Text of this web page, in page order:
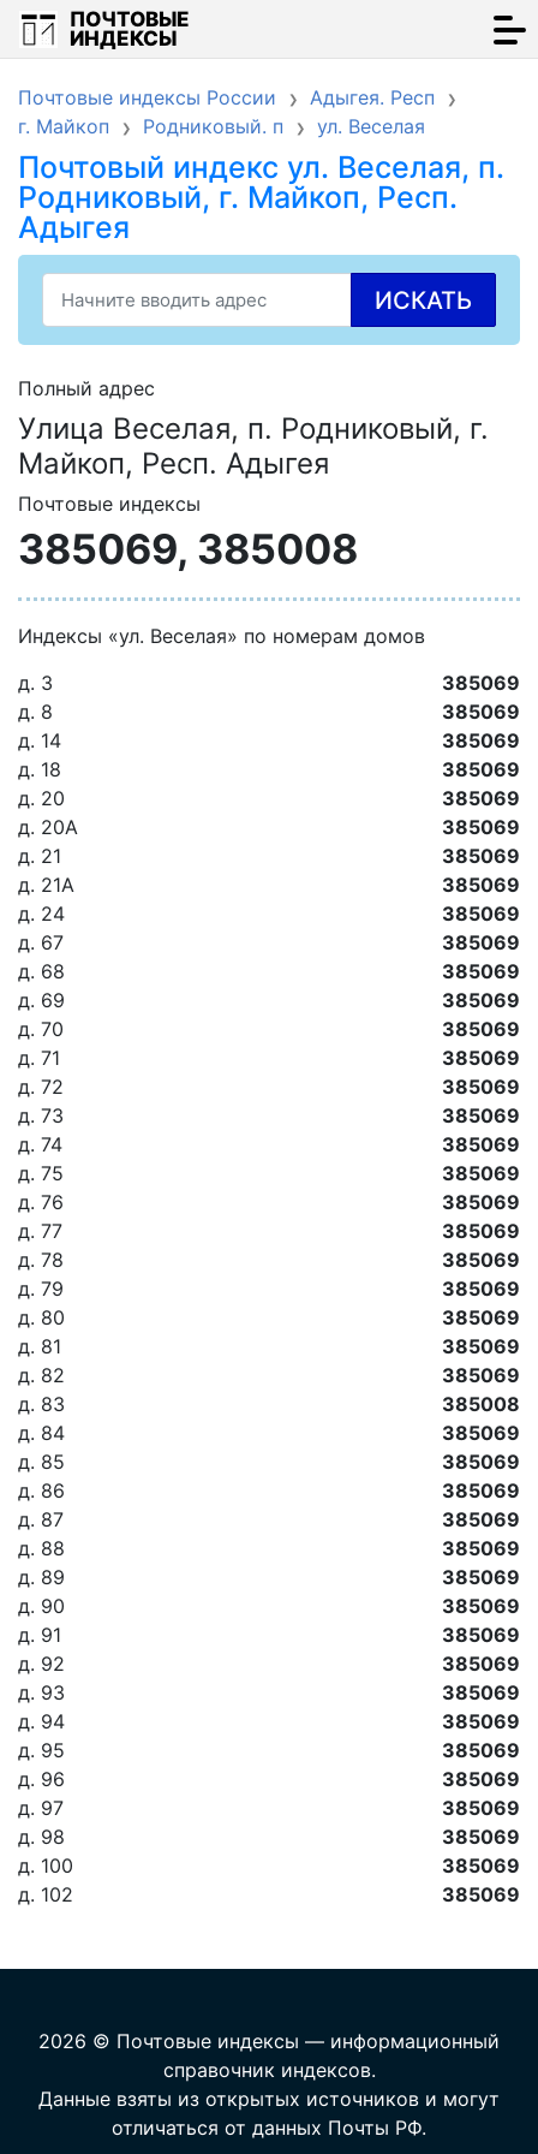
ПОЧТОВЫЕ
ИНДЕКСЫ
Почтовые индексы России
Адыгея. Респ
г. Майкоп
Родниковый. п ул. Веселая
Почтовый индекс ул. Веселая, п.
Родниковый, г. Майкоп, Респ.
Адыгея
ИСКАТЬ
Полный адрес
Улица Веселая, п. Родниковый, г.
Майкоп, Респ. Адыгея
Почтовые индексы
385069, 385008
Индексы «ул. Веселая» по номерам домов
д. 3
385069
д. 8
385069
д. 14
385069
д. 18
385069
д. 20
385069
д. 20А
385069
д. 21
385069
д. 21А
385069
д. 24
385069
д. 67
385069
д. 68
385069
д. 69
385069
д. 70
385069
д. 71
385069
д. 72
385069
д. 73
385069
д. 74
385069
д. 75
385069
д. 76
385069
д. 77
385069
д. 78
385069
д. 79
385069
д. 80
385069
д. 81
385069
д. 82
385069
д. 83
385008
д. 84
385069
д. 85
385069
д. 86
385069
д. 87
385069
д. 88
385069
д. 89
385069
д. 90
385069
д. 91
385069
д. 92
385069
д. 93
385069
д. 94
385069
д. 95
385069
д. 96
385069
д. 97
385069
д. 98
385069
д. 100
385069
д. 102
385069
2026 © Почтовые индексы — информационный
справочник индексов.
Данные взяты из открытых источников и могут
отличаться от данных Почты РФ.